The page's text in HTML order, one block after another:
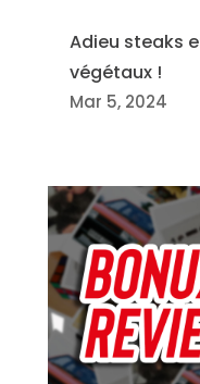
Adieu steaks
végétaux !
Mar 5, 2024